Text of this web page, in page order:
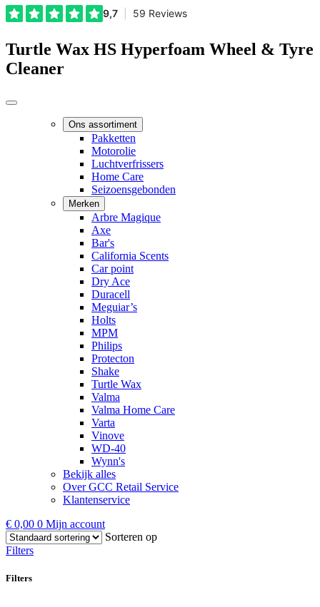
Turtle Wax HS Hyperfoam Wheel & Tyre
Cleaner
Ons assortiment
Pakketten
Motorolie
Luchtverfrissers
Home Care
Seizoensgebonden
Merken
Arbre Magique
Axe
Bar's
California Scents
Car point
Dry Ace
Duracell
Meguiar’s
Holts
MPM
Philips
Protecton
Shake
Turtle Wax
Valma
Valma Home Care
Varta
Vinove
WD-40
Wynn's
Bekijk alles
Over GCC Retail Service
Klantenservice
€ 0,00 0 Mijn account
Sorteren op
Filters
Filters